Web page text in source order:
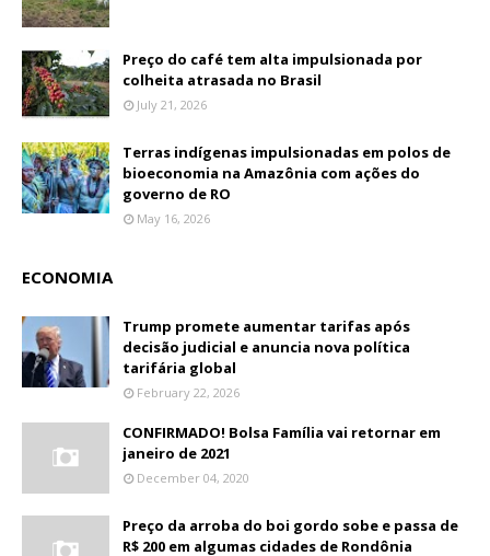
Preço do café tem alta impulsionada por
colheita atrasada no Brasil
July 21, 2026
Terras indígenas impulsionadas em polos de
bioeconomia na Amazônia com ações do
governo de RO
May 16, 2026
ECONOMIA
Trump promete aumentar tarifas após
decisão judicial e anuncia nova política
tarifária global
February 22, 2026
CONFIRMADO! Bolsa Família vai retornar em
janeiro de 2021
December 04, 2020
Preço da arroba do boi gordo sobe e passa de
R$ 200 em algumas cidades de Rondônia